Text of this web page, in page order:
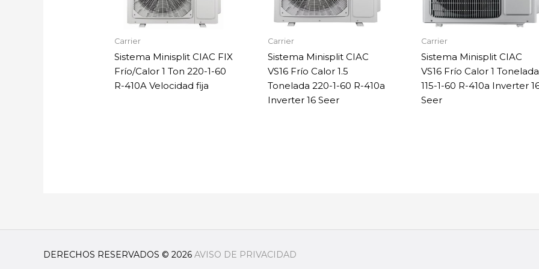
Carrier
Sistema Minisplit CIAC FIX
Frío/Calor 1 Ton 220-1-60
R-410A Velocidad fija
Carrier
Sistema Minisplit CIAC
VS16 Frío Calor 1.5
Tonelada 220-1-60 R-410a
Inverter 16 Seer
Carrier
Sistema Minisplit CIAC
VS16 Frío Calor 1 Tonelada
115-1-60 R-410a Inverter
Seer
DERECHOS RESERVADOS © 2026 AVISO DE PRIVACIDAD